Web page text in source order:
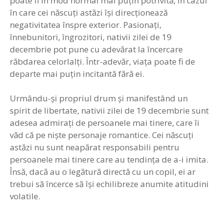
în care cei născuţi astăzi îşi direcţionează
negativitatea înspre exterior. Pasionaţi,
înnebunitori, îngrozitori, nativii zilei de 19
decembrie pot pune cu adevărat la încercare
răbdarea celorlalţi. Într-adevăr, viaţa poate fi de
departe mai puţin incitantă fără ei.
Urmându-şi propriul drum şi manifestând un
spirit de libertate, nativii zilei de 19 decembrie sunt
adesea admiraţi de persoanele mai tinere, care îi
văd că pe nişte personaje romantice. Cei născuţi
astăzi nu sunt neapărat responsabili pentru
persoanele mai tinere care au tendinţa de a-i imita.
Însă, dacă au o legătură directă cu un copil, ei ar
trebui să încerce să îşi echilibreze anumite atitudini
volatile.